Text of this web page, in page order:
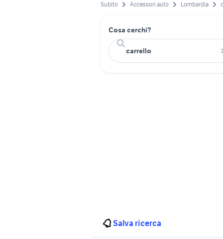
Subito Accessori auto Lombardia
Cosa cerchi?
Salva ricerca